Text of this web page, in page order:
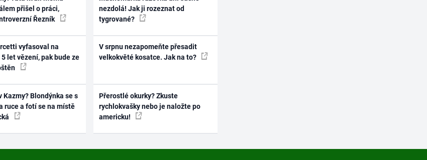
přišel o práci,
Řezník
vyfasoval na
let vězení, pak bude ze
Kazmy? Blondýnka se s
ruce a fotí se na místě
nezdolá! Jak ji rozeznat od
tygrované?
V srpnu nezapomeňte přesadit
velkokvěté kosatce. Jak na to?
Přerostlé okurky? Zkuste
rychlokvašky nebo je naložte po
americku!